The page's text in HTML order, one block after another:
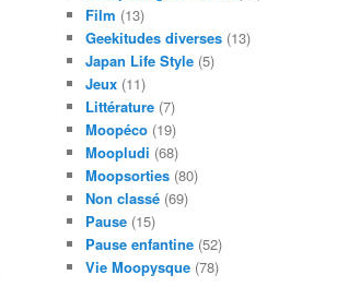
Film (13)
Geekitudes diverses (13)
Japan Life Style (5)
Jeux (11)
Littérature (7)
Moopéco (19)
Moopludi (68)
Moopsorties (80)
Non classé (69)
Pause (15)
Pause enfantine (52)
Vie Moopysque (78)